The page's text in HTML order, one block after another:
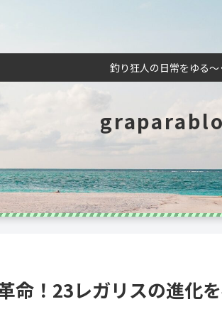
釣り狂人の日常をゆる～
命！23レガリスの進化